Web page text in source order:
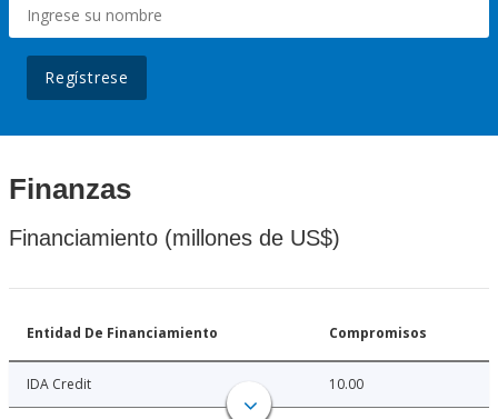
Regístrese
Finanzas
Financiamiento (millones de US$)
Entidad De Financiamiento Compromisos
IDA Credit 10.00